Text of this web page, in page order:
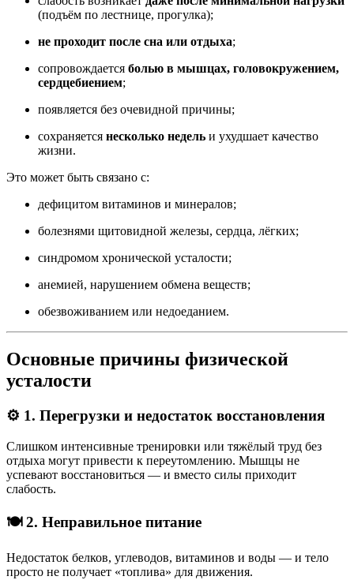
(подъём по лестнице, прогулка);
не проходит после сна или отдыха;
сопровождается болью в мышцах, головокружением,
сердцебиением;
появляется без очевидной причины;
сохраняется несколько недель и ухудшает качество
жизни.
Это может быть связано с:
дефицитом витаминов и минералов;
болезнями щитовидной железы, сердца, лёгких;
синдромом хронической усталости;
анемией, нарушением обмена веществ;
обезвоживанием или недоеданием.
Основные причины физической
усталости
⚙️ 1. Перегрузки и недостаток восстановления
Слишком интенсивные тренировки или тяжёлый труд без
отдыха могут привести к переутомлению. Мышцы не
успевают восстановиться — и вместо силы приходит
слабость.
🍽️ 2. Неправильное питание
Недостаток белков, углеводов, витаминов и воды — и тело
просто не получает «топлива» для движения.